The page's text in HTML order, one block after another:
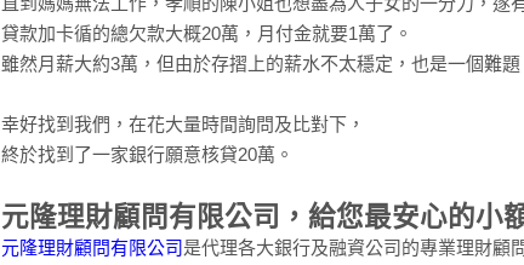
貸款加卡循的總欠款大概20萬，月付金就要1萬了。
雖然月薪大約3萬，但由於存摺上的薪水不太穩定，也是一個難題
幸好找到我們，在花大量時間詢問及比對下，
終於找到了一家銀行願意核貸20萬。
元隆理財顧問有限公司，給您最安心的小
元隆理財顧問有限公司是代理各大銀行及融資公司的專業理財顧